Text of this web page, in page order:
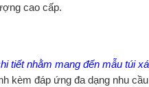
cao cấp.
tiết nhằm mang đến mẫu túi
đáp ứng đa dạng nhu